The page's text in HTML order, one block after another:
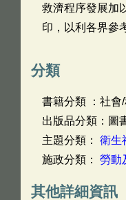
救濟程序發展加
印，以利各界參
分類
書籍分類 ：社會
出版品分類：圖
主題分類： 衛生
施政分類： 勞動
其他詳細資訊